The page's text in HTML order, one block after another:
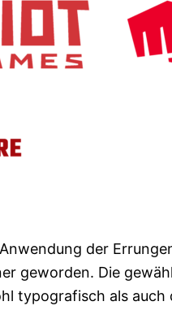
der
geworden. Die
typografisch als auch